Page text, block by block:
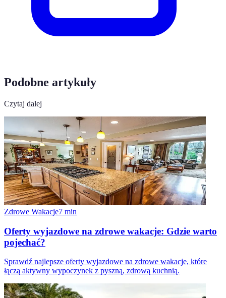
Podobne artykuły
Czytaj dalej
Zdrowe Wakacje7 min
Oferty wyjazdowe na zdrowe wakacje: Gdzie warto
pojechać?
Sprawdź najlepsze oferty wyjazdowe na zdrowe wakacje, które
łączą aktywny wypoczynek z pyszną, zdrową kuchnią.